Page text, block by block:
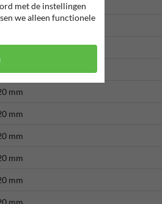
mm
mm
mm
mm
mm
mm
mm
mm
met de instellingen
we alleen functionele